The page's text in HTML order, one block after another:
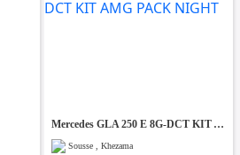
Mercedes GLA 250 E 8G-DCT KIT AMG PACK NIGHT
Sousse , Khezama